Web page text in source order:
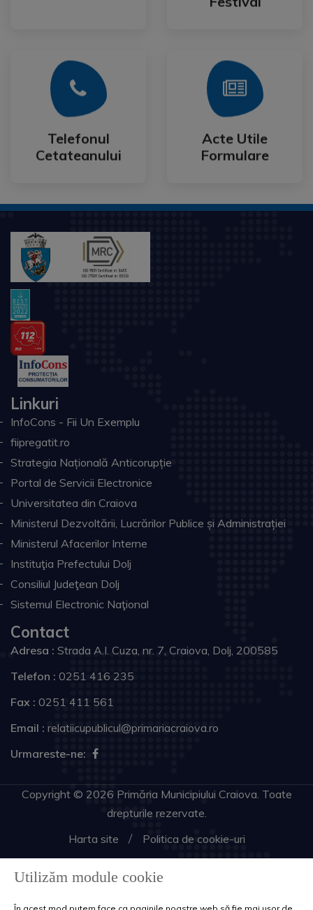
Telefonul
Cetateanului
Telefonul
Cetateanului
Mai Mult
Acte Utile
Formulare
Acte Utile
Formulare
Mai Mult
Linkuri
InfoCons - Fii Un Exemplu
fiipregatit.ro
Strategia Națională Anticorupție
Portal de Servicii Electronice
Universitatea din Craiova
Ministerul Dezvoltării, Lucrărilor Publice și Administrației
Ministerul Afacerilor Interne
Instituţia Prefectului Dolj
Consiliul Judeţean Dolj
Sistemul Electronic Naţional
Contact
Adresa : Strada A.I. Cuza, nr. 7, Craiova, Dolj, 200585
Telefon : 0251 416 235
Fax : 0251 411 561
Email : relatiicupublicul@primariacraiova.ro
Urmareste-ne:
Copyright © 2026 Primăria Municipiului Craiova. Toate
drepturile rezervate.
Harta site
Politica de cookie-uri
Utilizăm module cookie